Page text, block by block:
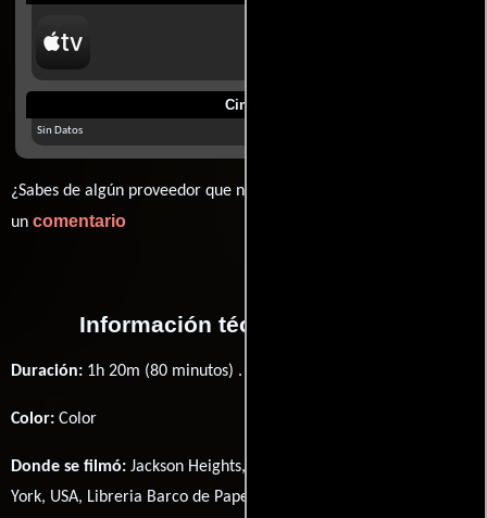
Cines
Sin Datos
¿Sabes de algún proveedor que no estamos mostrando? déjanos
un comentario
Información técnica y general
Duración: 1h 20m (80 minutos) .
Color: Color
Donde se filmó: Jackson Heights, Queens, New York City, New
York, USA, Libreria Barco de Papel, Queens, New York, USA,